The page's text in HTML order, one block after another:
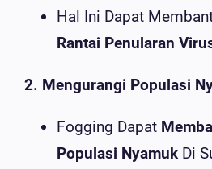
Hal Ini Dapat
Rantai Penularan
2. Mengurangi Populasi
Fogging Dapat
Populasi Nyamuk Di